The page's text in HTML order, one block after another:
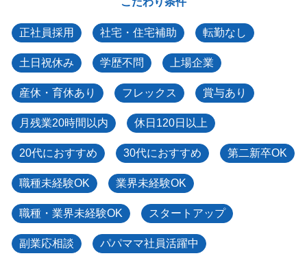
正社員採用 社宅・住宅補助 転勤なし
土日祝休み 学歴不問 上場企業
産休・育休あり フレックス 賞与あり
月残業20時間以内 休日120日以上
20代におすすめ 30代におすすめ 第二新卒OK
職種未経験OK 業界未経験OK
職種・業界未経験OK スタートアップ
副業応相談 パパママ社員活躍中